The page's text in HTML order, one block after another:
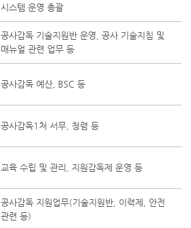
시스템 운영 총괄
공사감독 기술지원반 운영, 공사 기술지침 및
매뉴얼 관련 업무 등
공사감독 예산, BSC 등
공사감독1처 서무, 청렴 등
교육 수립 및 관리, 지원감독제 운영 등
공사감독 지원업무(기술지원반, 이력제, 안전
관련 등)